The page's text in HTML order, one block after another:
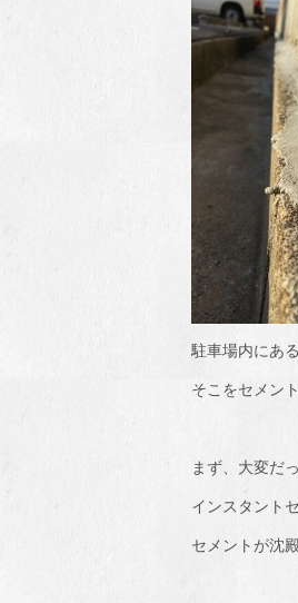
駐車場内にあ
そこをセメン
まず、大変だ
インスタント
セメントが沈